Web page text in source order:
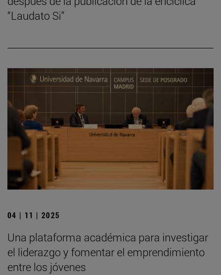
“Laudato Si”
04 | 11 | 2025
Una plataforma académica para investigar
el liderazgo y fomentar el emprendimiento
entre los jóvenes